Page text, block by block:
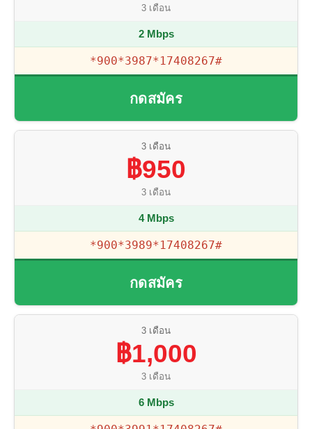
3 เดือน
2 Mbps
*900*3987*17408267#
กดสมัคร
3 เดือน
฿950
3 เดือน
4 Mbps
*900*3989*17408267#
กดสมัคร
3 เดือน
฿1,000
3 เดือน
6 Mbps